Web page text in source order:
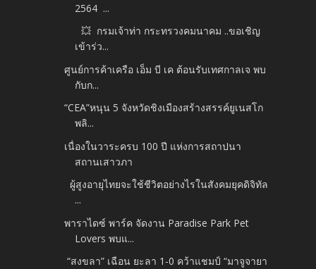
2564 ...
💥 กรมเจ้าท่า กระทรวงคมนาคม ..ขอเชิญ
เข้าร่ว...
ศูนย์การค้าเครือ เอ็ม บี เค ต้อนรับเทศกาลเจ พบ
กับก...
“CEA”หนุน 5 จังหวัดชิงเมืองสร้างสรรค์ยูเนสโก
พลิ...
เนื่องในวาระครบ 100 ปี แห่งการสถาปนา
สถานเสาวภา
ผู้สูงอายุไทยจะใช้ชีวิตอย่างไรในสังคมยุคดิจิทัล
...
พาราไดซ์ พาร์ค จัดงาน Paradise Park Pet
Lovers พบแ...
“สงขลา” เฉือน ยะลา 1-0 คว้าแชมป์ “มาจูจายา